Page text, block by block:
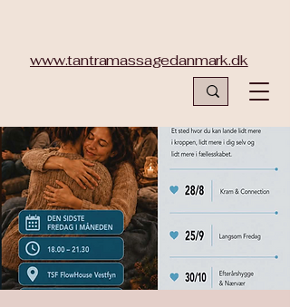
www.tantramassagedanmark.dk